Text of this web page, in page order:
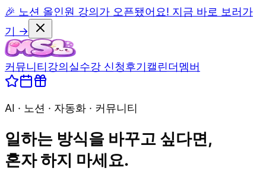
🎉 노션 올인원 강의가 오픈됐어요! 지금 바로 보러가
기 →
커뮤니티강의실수강 신청후기캘린더멤버
AI · 노션 · 자동화 · 커뮤니티
일하는 방식을 바꾸고 싶다면,
혼자 하지 마세요.